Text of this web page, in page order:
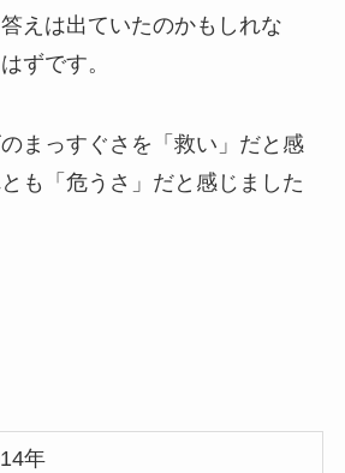
答えは出ていたのかもしれな
ずです。
まっすぐさを「救い」だと感
も「危うさ」だと感じました
年